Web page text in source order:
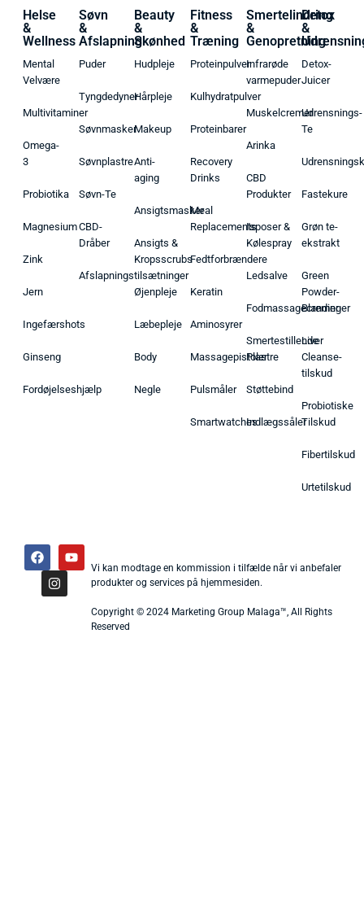
Helse
&
Wellness
Mental
Velvære
Multivitaminer
Omega-
3
Probiotika
Magnesium
Zink
Jern
Ingefærshots
Ginseng
Fordøjelseshjælp
Søvn
&
Afslapning
Puder
Tyngdedyner
Søvnmasker
Søvnplastre
Søvn-Te
CBD-
Dråber
Afslapningstilsætninger
Beauty
&
Skønhed
Hudpleje
Hårpleje
Makeup
Anti-
aging
Ansigtsmasker
Ansigts &
Kropsscrubs
Øjenpleje
Læbepleje
Body
Negle
Fitness
&
Træning
Proteinpulver
Kulhydratpulver
Proteinbarer
Recovery
Drinks
Meal
Replacements
Fedtforbrændere
Keratin
Aminosyrer
Massagepistoler
Pulsmåler
Smartwatches
Smertelindring
&
Genopretning
Infrarøde
varmepuder
Muskelcremer
Arinka
CBD
Produkter
Isposer &
Kølespray
Ledsalve
Fodmassagecremer
Smertestillende
Plastre
Støttebind
Indlægssåler
Detox
&
Detox-
Juicer
Udrensnings-
Te
Fastekure
Grøn te-
ekstrakt
Green
Powder-
Blandinger
Liver
Cleanse-
tilskud
Probiotiske
Tilskud
Fibertilskud
Urtetilskud
Vi kan modtage en kommission i tilfælde når vi anbefaler
produkter og services på hjemmesiden.
Copyright © 2024 Marketing Group Malaga™, All Rights
Reserved